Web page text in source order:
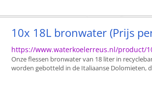
10x 18L bronwater (Prijs
https://www.waterkoelerreus.nl/product/
Onze flessen bronwater van 18 liter in
worden gebotteld in de Italiaanse Dolomieten,